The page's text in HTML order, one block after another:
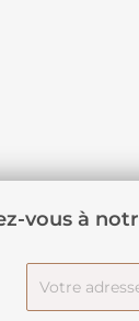
vous à